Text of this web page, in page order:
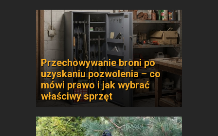
Przechowywanie broni po
uzyskaniu pozwolenia – co
mówi prawo i jak wybrać
właściwy sprzęt